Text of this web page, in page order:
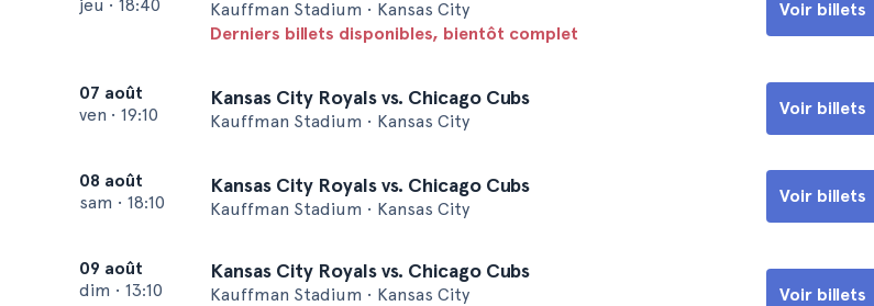
jeu • 18:40
Kauffman Stadium • Kansas City
Derniers billets disponibles, bientôt complet
Voir billets
07 août
ven • 19:10
Kansas City Royals vs. Chicago Cubs
Kauffman Stadium • Kansas City
Voir billets
08 août
sam • 18:10
Kansas City Royals vs. Chicago Cubs
Kauffman Stadium • Kansas City
Voir billets
09 août
dim • 13:10
Kansas City Royals vs. Chicago Cubs
Kauffman Stadium • Kansas City
Voir billets